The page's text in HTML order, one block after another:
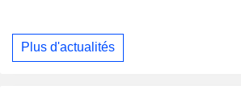
Plus d'actualités